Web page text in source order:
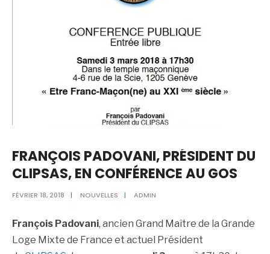
FRANÇOIS PADOVANI, PRÉSIDENT DU
CLIPSAS, EN CONFÉRENCE AU GOS
FÉVRIER 18, 2018 | NOUVELLES | ADMIN
François Padovani, ancien Grand Maître de la Grande
Loge Mixte de France et actuel Président